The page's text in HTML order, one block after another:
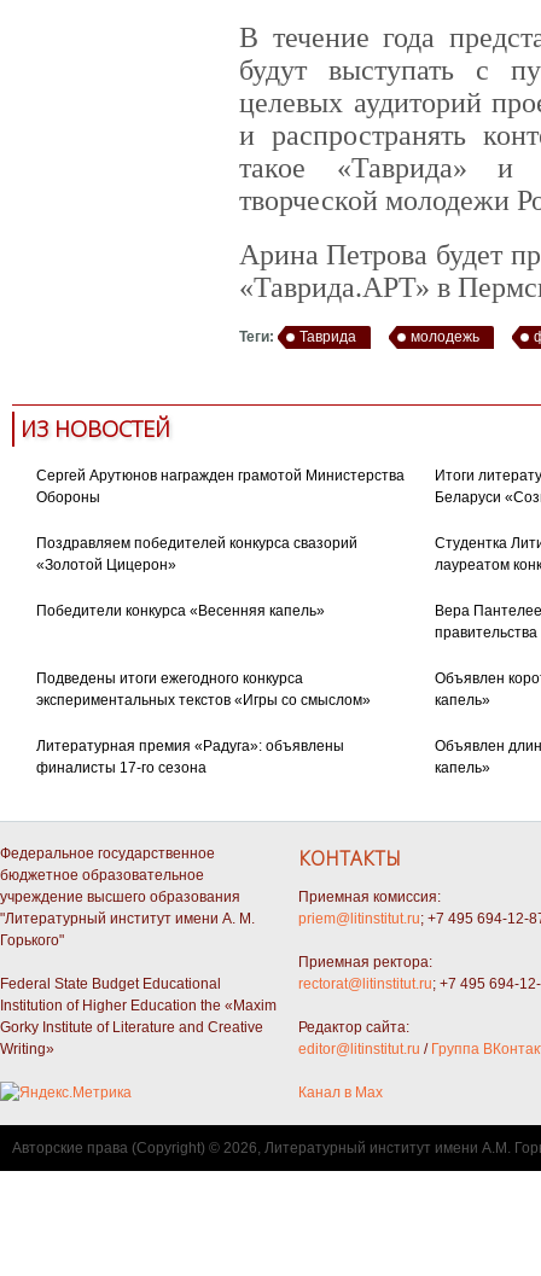
В течение года
будут выступать с
целевых аудиторий
и распространять
такое «Таврида» и
творческой молодежи
Арина Петрова будет
«Таврида.АРТ» в
Теги: Таврида молодежь
ИЗ НОВОСТЕЙ
Сергей Арутюнов награжден грамотой Министерства
Обороны
Итоги
Беларуси
Поздравляем победителей конкурса свазорий
«Золотой Цицерон»
Студентка
лауреатом
Победители конкурса «Весенняя капель»
Вера
Подведены итоги ежегодного конкурса
экспериментальных текстов «Игры со смыслом»
Объявлен
капель»
Литературная премия «Радуга»: объявлены
финалисты 17-го сезона
Объявлен
капель»
Федеральное государственное
бюджетное образовательное
учреждение высшего образования
"Литературный институт имени А. М.
Горького"
Federal State Budget Educational
Institution of Higher Education the «Maxim
Gorky Institute of Literature and Creative
Writing»
КОНТАКТЫ
Приемная комиссия:
priem@litinstitut.ru; +7 495 694-12-
Приемная ректора:
rectorat@litinstitut.ru; +7 495 694-
Редактор сайта:
editor@litinstitut.ru / Группа
Канал в Max
Авторские права (Copyright) © 2026, Литературный институт имени А.М.